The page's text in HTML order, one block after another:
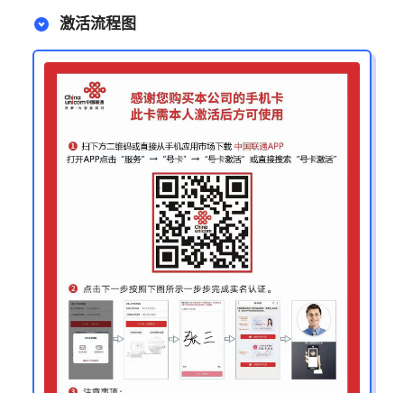
激活流程图